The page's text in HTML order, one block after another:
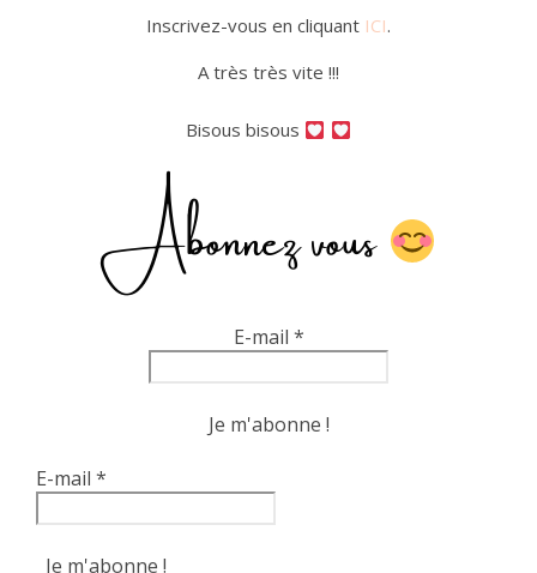
Inscrivez-vous en cliquant ICI.
A très très vite !!!
Bisous bisous
Abonnez vous
E-mail *
E-mail *